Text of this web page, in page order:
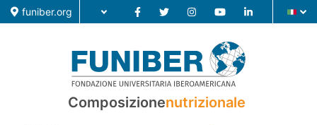
funiber.org
Composizione nutrizionale
Composizionenutrizionale